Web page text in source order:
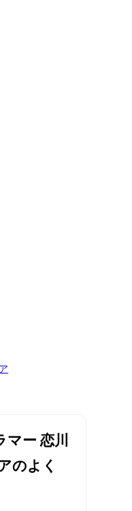
マー 恋川
のよく